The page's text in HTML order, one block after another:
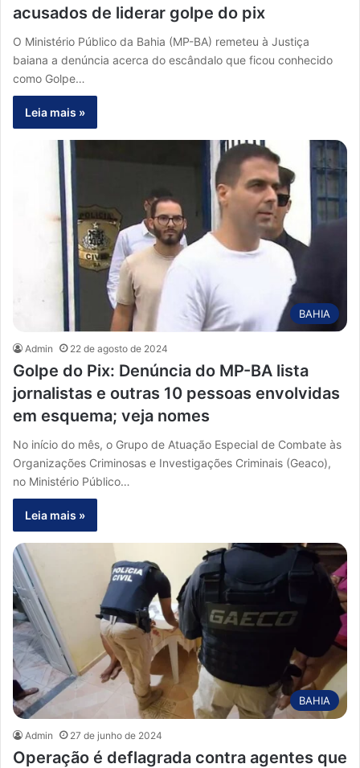
acusados de liderar golpe do pix
O Ministério Público da Bahia (MP-BA) remeteu à Justiça
baiana a denúncia acerca do escândalo que ficou conhecido
como Golpe…
Leia mais »
BAHIA
Admin 22 de agosto de 2024
Golpe do Pix: Denúncia do MP-BA lista
jornalistas e outras 10 pessoas envolvidas
em esquema; veja nomes
No início do mês, o Grupo de Atuação Especial de Combate às
Organizações Criminosas e Investigações Criminais (Geaco),
no Ministério Público…
Leia mais »
BAHIA
Admin 27 de junho de 2024
Operação é deflagrada contra agentes que